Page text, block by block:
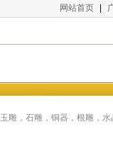
网站首页
雕，石雕，铜器，根雕，水